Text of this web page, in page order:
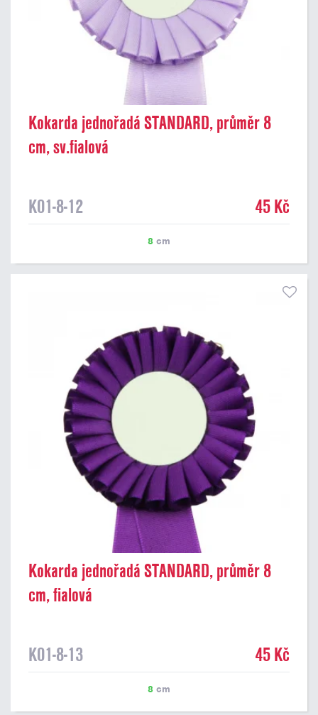
Kokarda jednořadá STANDARD, průměr 8
cm, sv.fialová
K01-8-12 45 Kč
8 cm
Kokarda jednořadá STANDARD, průměr 8
cm, fialová
K01-8-13 45 Kč
8 cm